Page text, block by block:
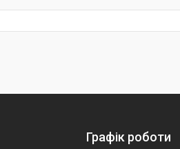
Графік роботи